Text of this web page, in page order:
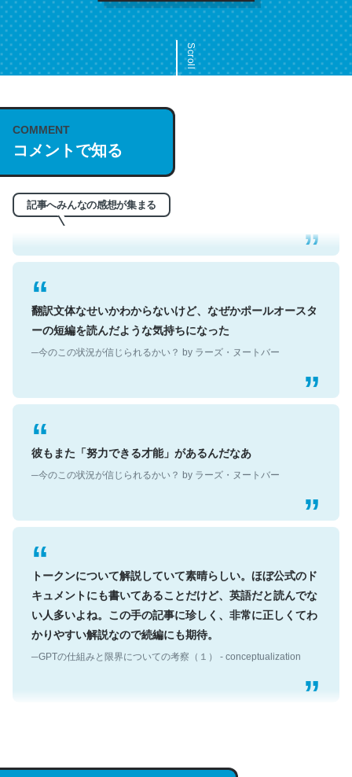
Scroll
COMMENT
コメントで知る
記事へみんなの感想が集まる
これは名文。彼はとてもクレバーなんだろうなと凄く思
う。英語少しでも読める人は原文もお勧め。自分はこの流
れ好き。Let’s Fucking Go. Then Covid hit. Shit.
─今のこの状況が信じられるかい？ by ラーズ・ヌートバー
翻訳文体なせいかわからないけど、なぜかポールオースタ
ーの短編を読んだような気持ちになった
彼もまた「努力できる才能」があるんだなあ
トークンについて解説していて素晴らしい。ほぼ公式のド
キュメントにも書いてあることだけど、英語だと読んでな
い人多いよね。この手の記事に珍しく、非常に正しくてわ
かりやすい解説なので続編にも期待。
説してる記事が少ないので貴重な良記事。/続編来た